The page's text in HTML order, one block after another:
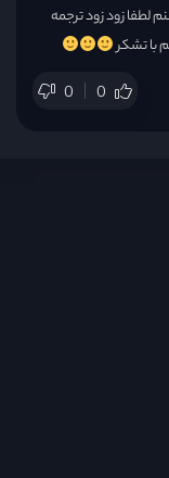
لطفا زود زود ترجمه
با تشکر
0 0